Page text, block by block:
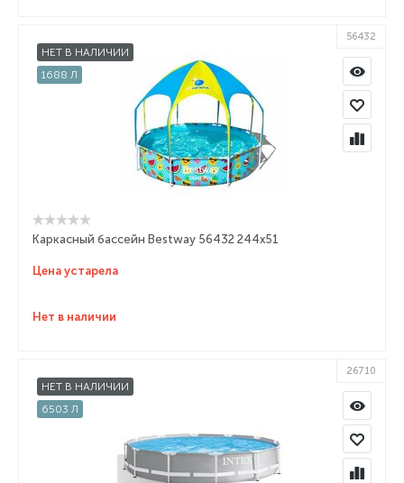
НЕТ В НАЛИЧИИ
1688 Л
56432
Каркасный бассейн Bestway 56432 244x51
Цена устарела
Нет в наличии
НЕТ В НАЛИЧИИ
6503 Л
26710